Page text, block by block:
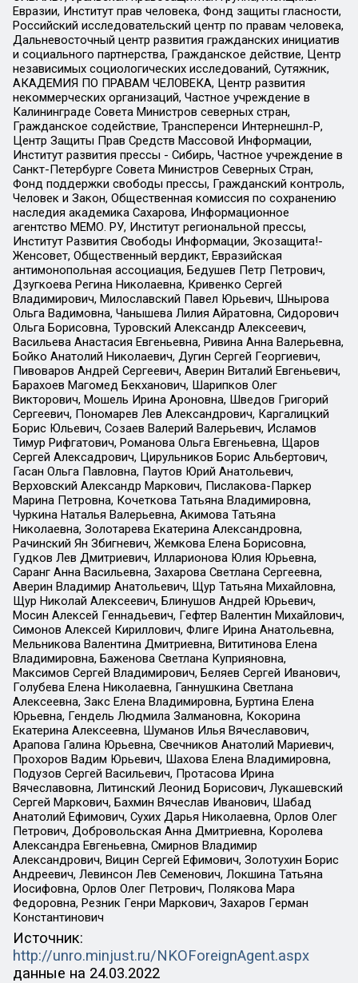
Евразии, Институт прав человека, Фонд защиты гласности,
Российский исследовательский центр по правам человека,
Дальневосточный центр развития гражданских инициатив
и социального партнерства, Гражданское действие, Центр
независимых социологических исследований, Сутяжник,
АКАДЕМИЯ ПО ПРАВАМ ЧЕЛОВЕКА, Центр развития
некоммерческих организаций, Частное учреждение в
Калининграде Совета Министров северных стран,
Гражданское содействие, Трансперенси Интернешнл-Р,
Центр Защиты Прав Средств Массовой Информации,
Институт развития прессы - Сибирь, Частное учреждение в
Санкт-Петербурге Совета Министров Северных Стран,
Фонд поддержки свободы прессы, Гражданский контроль,
Человек и Закон, Общественная комиссия по сохранению
наследия академика Сахарова, Информационное
агентство МЕМО. РУ, Институт региональной прессы,
Институт Развития Свободы Информации, Экозащита!-
Женсовет, Общественный вердикт, Евразийская
антимонопольная ассоциация, Бедушев Петр Петрович,
Дзугкоева Регина Николаевна, Кривенко Сергей
Владимирович, Милославский Павел Юрьевич, Шнырова
Ольга Вадимовна, Чанышева Лилия Айратовна, Сидорович
Ольга Борисовна, Туровский Александр Алексеевич,
Васильева Анастасия Евгеньевна, Ривина Анна Валерьевна,
Бойко Анатолий Николаевич, Дугин Сергей Георгиевич,
Пивоваров Андрей Сергеевич, Аверин Виталий Евгеньевич,
Барахоев Магомед Бекханович, Шарипков Олег
Викторович, Мошель Ирина Ароновна, Шведов Григорий
Сергеевич, Пономарев Лев Александрович, Каргалицкий
Борис Юльевич, Созаев Валерий Валерьевич, Исламов
Тимур Рифгатович, Романова Ольга Евгеньевна, Щаров
Сергей Алексадрович, Цирульников Борис Альбертович,
Гасан Ольга Павловна, Паутов Юрий Анатольевич,
Верховский Александр Маркович, Пислакова-Паркер
Марина Петровна, Кочеткова Татьяна Владимировна,
Чуркина Наталья Валерьевна, Акимова Татьяна
Николаевна, Золотарева Екатерина Александровна,
Рачинский Ян Збигневич, Жемкова Елена Борисовна,
Гудков Лев Дмитриевич, Илларионова Юлия Юрьевна,
Саранг Анна Васильевна, Захарова Светлана Сергеевна,
Аверин Владимир Анатольевич, Щур Татьяна Михайловна,
Щур Николай Алексеевич, Блинушов Андрей Юрьевич,
Мосин Алексей Геннадьевич, Гефтер Валентин Михайлович,
Симонов Алексей Кириллович, Флиге Ирина Анатольевна,
Мельникова Валентина Дмитриевна, Вититинова Елена
Владимировна, Баженова Светлана Куприяновна,
Максимов Сергей Владимирович, Беляев Сергей Иванович,
Голубева Елена Николаевна, Ганнушкина Светлана
Алексеевна, Закс Елена Владимировна, Буртина Елена
Юрьевна, Гендель Людмила Залмановна, Кокорина
Екатерина Алексеевна, Шуманов Илья Вячеславович,
Арапова Галина Юрьевна, Свечников Анатолий Мариевич,
Прохоров Вадим Юрьевич, Шахова Елена Владимировна,
Подузов Сергей Васильевич, Протасова Ирина
Вячеславовна, Литинский Леонид Борисович, Лукашевский
Сергей Маркович, Бахмин Вячеслав Иванович, Шабад
Анатолий Ефимович, Сухих Дарья Николаевна, Орлов Олег
Петрович, Добровольская Анна Дмитриевна, Королева
Александра Евгеньевна, Смирнов Владимир
Александрович, Вицин Сергей Ефимович, Золотухин Борис
Андреевич, Левинсон Лев Семенович, Локшина Татьяна
Иосифовна, Орлов Олег Петрович, Полякова Мара
Федоровна, Резник Генри Маркович, Захаров Герман
Константинович
Источник:
http://unro.minjust.ru/NKOForeignAgent.aspx
данные на 24.03.2022